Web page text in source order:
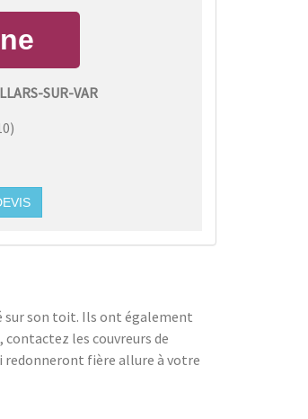
SUR-VAR
)
sur son toit. Ils ont également
les couvreurs de
redonneront fière allure à votre